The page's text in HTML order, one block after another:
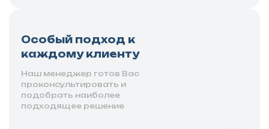
Особый подход к
каждому клиенту
Наш менеджер готов Вас
проконсультировать и
подобрать наиболее
подходящее решение